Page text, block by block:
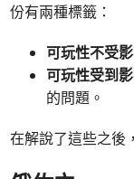
份有兩種標籤：
可玩性不受
可玩性受到
的問題。
在解說了這些之後